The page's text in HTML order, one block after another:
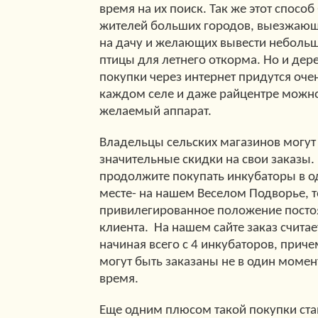
время на их поиск. Так же этот
жителей больших городов,
на дачу и желающих вывести
птицы для летнего откорма. Но и
покупки через интернет придутся
каждом селе и даже райцентре
желаемый аппарат.
Владельцы сельских магазинов могут
значительные скидки на свои
продолжите покупать инкубаторы в
месте- на нашем Веселом Подворье,
привилегированное положение
клиента. На нашем сайте заказ
начиная всего с 4 инкубаторов,
могут быть заказаны не в один
время.
Еще одним плюсом такой покупки